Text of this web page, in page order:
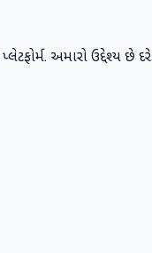
અમારો ઉદ્દેશ્ય